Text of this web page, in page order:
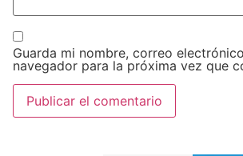
Guarda mi nombre, correo
navegador para la próxima vez que